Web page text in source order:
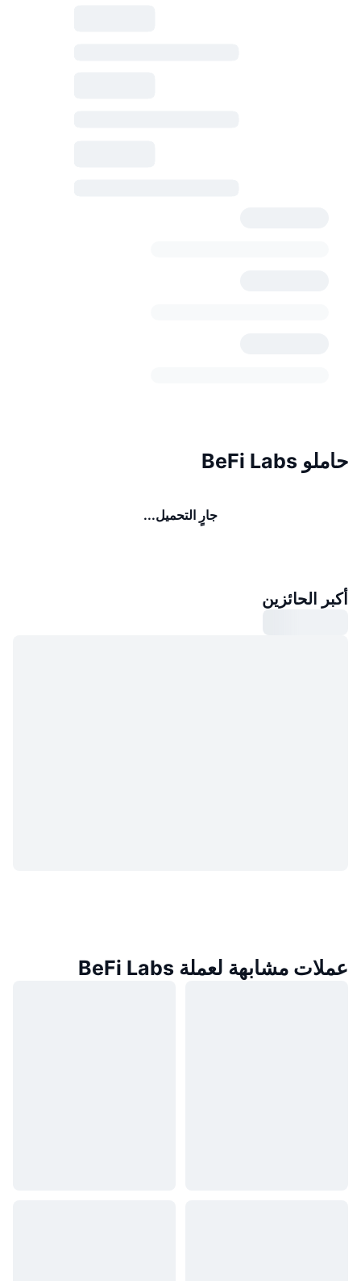
حاملو BeFi Labs
جارٍ التحميل...
أكبر الحائزين
عملات مشابهة لعملة BeFi Labs